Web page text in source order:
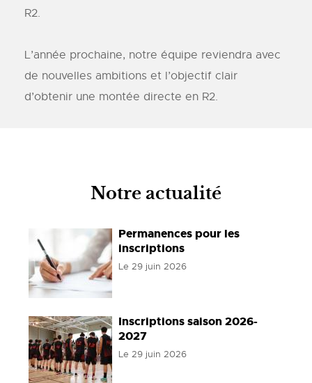
R2.
L’année prochaine, notre équipe reviendra avec
de nouvelles ambitions et l’objectif clair
d’obtenir une montée directe en R2.
Notre actualité
Permanences pour les
inscriptions
Le 29 juin 2026
Inscriptions saison 2026-
2027
Le 29 juin 2026